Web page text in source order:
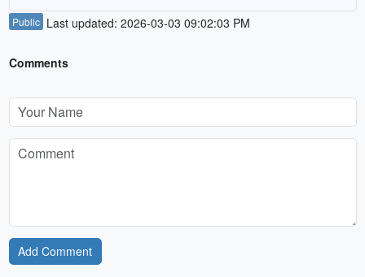
Public Last updated: 2026-03-03 09:02:03 PM
Comments
Add Comment